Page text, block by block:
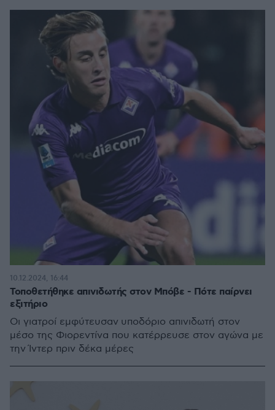
Τοποθετήθηκε απινιδωτής στον Μπόβε - Πότε παίρνει
εξιτήριο
Οι γιατροί εμφύτευσαν υποδόριο απινιδωτή στον
μέσο της Φιορεντίνα που κατέρρευσε στον αγώνα με
την Ίντερ πριν δέκα μέρες
10.12.2024, 16:44